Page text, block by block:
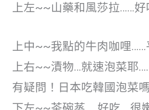
上左~~山藥和風莎拉……好
上中~~我點的牛肉咖哩……
上右~~漬物…就速泡菜耶….
有疑問！日本吃韓國泡菜